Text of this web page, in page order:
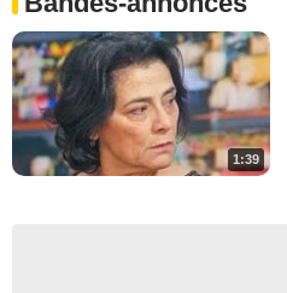
Vitry-sur-Seine
Paris 4e arrondissement
1:39